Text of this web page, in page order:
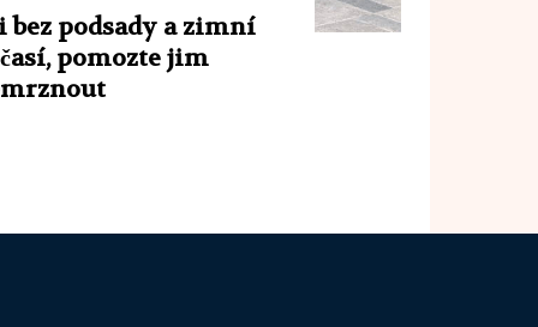
bez podsady a zimní
pomozte jim